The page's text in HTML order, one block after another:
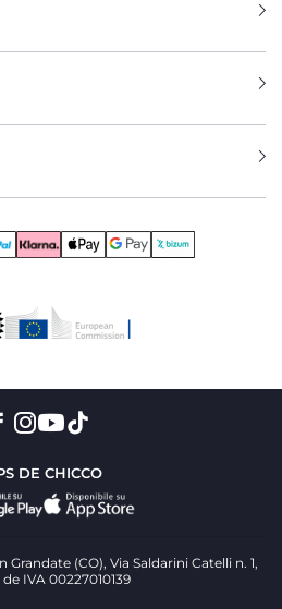
DE CHICCO
(CO), Via Saldarini Catelli n. 1,
IVA 00227010139